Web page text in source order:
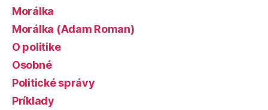
Morálka
Morálka (Adam Roman)
O politike
Osobné
Politické správy
Príklady